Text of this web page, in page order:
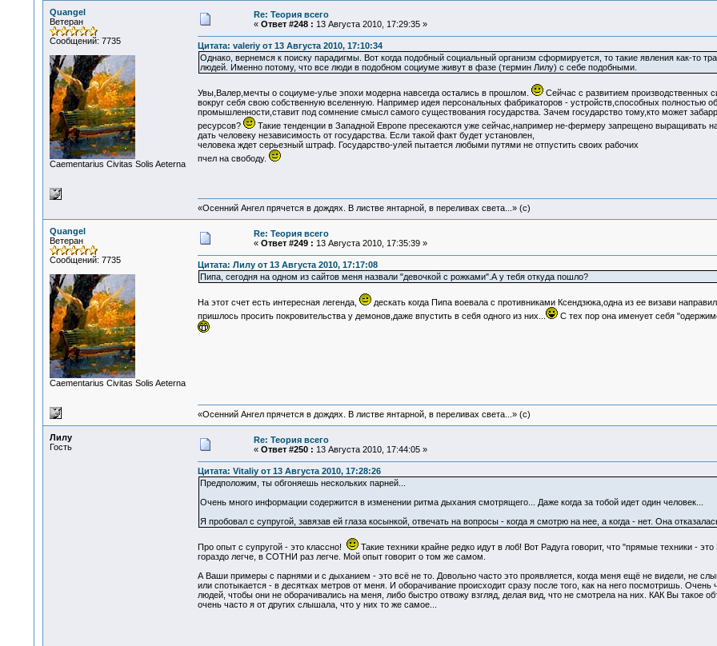
Quangel
Ветеран
Сообщений: 7735
Сaementarius Civitas Solis Aeterna
Re: Теория всего
« Ответ #248 : 13 Августа 2010, 17:29:35 »
Цитата: valeriy от 13 Августа 2010, 17:10:34
Однако, вернемся к поиску парадигмы. Вот когда подобный социальный организм сформируется, то такие явления как-то
людей. Именно потому, что все люди в подобном социуме живут в фазе (термин Лилу) с себе подобными.
Увы,Валер,мечты о социуме-улье эпохи модерна навсегда остались в прошлом.
Сейчас с развитием производственных
вокруг себя свою собственную вселенную. Например идея персональных фабрикаторов - устройств,способных полностью
промышленности,ставит под сомнение смысл самого существования государства. Зачем государство тому,кто может
ресурсов?
Такие тенденции в Западной Европе пресекаются уже сейчас,например не-фермеру запрещено выращивать
дать человеку независимость от государства. Если такой факт будет установлен,
человека ждет серьезный штраф. Государство-улей пытается любыми путями не отпустить своих рабочих
пчел на свободу.
«Осенний Ангел прячется в дождях. В листве янтарной, в переливах света...» (c)
Quangel
Ветеран
Сообщений: 7735
Сaementarius Civitas Solis Aeterna
Re: Теория всего
« Ответ #249 : 13 Августа 2010, 17:35:39 »
Цитата: Лилу от 13 Августа 2010, 17:17:08
Пипа, сегодня на одном из сайтов меня назвали "девочкой с рожками".А у тебя откуда пошло?
На этот счет есть интересная легенда, дескать когда Пипа воевала с противниками Ксендзюка,одна из ее визави
пришлось просить покровительства у демонов,даже впустить в себя одного из них...
С тех пор она именует себя
«Осенний Ангел прячется в дождях. В листве янтарной, в переливах света...» (c)
Лилу
Гость
Re: Теория всего
« Ответ #250 : 13 Августа 2010, 17:44:05 »
Цитата: Vitaliy от 13 Августа 2010, 17:28:26
Предположим, ты обгоняешь нескольких парней...
Очень много информации содержится в изменении ритма дыхания смотрящего... Даже когда за тобой идет один человек...
Я пробовал с супругой, завязав ей глаза косынкой, отвечать на вопросы - когда я смотрю на нее, а когда - нет. Она
Про опыт с супругой - это классно! Такие техники крайне редко идут в лоб! Вот Радуга говорит, что "прямые техники -
гораздо легче, в СОТНИ раз легче. Мой опыт говорит о том же самом.
А Ваши примеры с парнями и с дыханием - это всё не то. Довольно часто это проявляется, когда меня ещё не видели, не
или спотыкается - в десятках метров от меня. И оборачивание происходит сразу после того, как на него посмотришь.
людей, чтобы они не оборачивались на меня, либо быстро отвожу взгляд, делая вид, что не смотрела на них. КАК Вы такое
очень часто я от других слышала, что у них то же самое...